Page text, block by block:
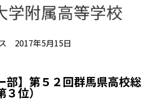
2017年5月15日
部】第５２回群馬県高校総
３位）